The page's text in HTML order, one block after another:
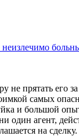
не прятать его
самых
и большой
один агент,
на сделку.